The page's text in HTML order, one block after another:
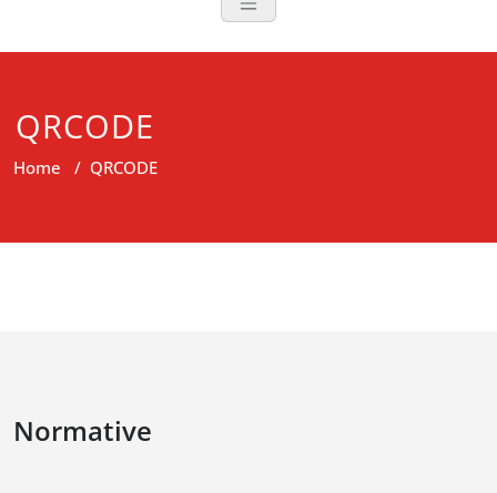
QRCODE
Home / QRCODE
Normative